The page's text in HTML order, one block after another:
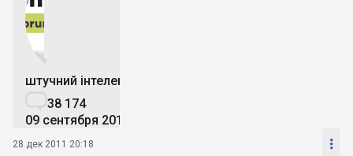


штучний інтелект
38 174
09 сентября 2019
28 дек 2011 20:18 